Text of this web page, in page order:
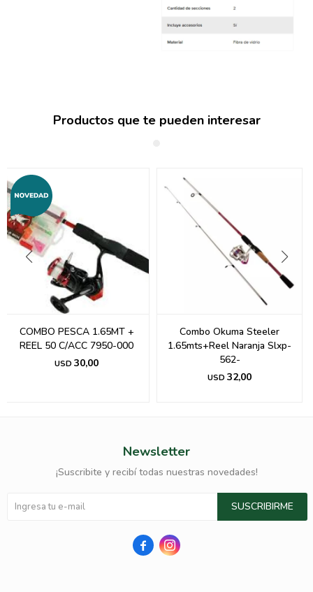
Productos que te pueden interesar
COMBO PESCA 1.65MT +
REEL 50 C/ACC 7950-000
USD 30,00
Combo Okuma Steeler
1.65mts+Reel Naranja Slxp-
562-
USD 32,00
Newsletter
¡Suscribite y recibí todas nuestras novedades!
SUSCRIBIRME
 